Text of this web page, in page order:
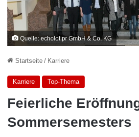
Quelle: echolot pr GmbH & Co. KG
Startseite / Karriere
Karriere Top-Thema
Feierliche
Sommersemesters